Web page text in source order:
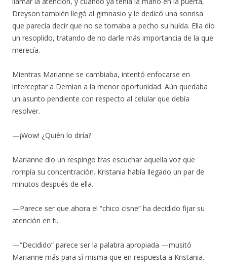
Dreyson también llegó al gimnasio y le dedicó una sonrisa
que parecía decir que no se tomaba a pecho su huída. Ella dio
un resoplido, tratando de no darle más importancia de la que
merecía.
Mientras Marianne se cambiaba, intentó enfocarse en
interceptar a Demian a la menor oportunidad. Aún quedaba
un asunto pendiente con respecto al celular que debía
resolver.
—¡Wow! ¿Quién lo diría?
Marianne dio un respingo tras escuchar aquella voz que
rompía su concentración. Kristania había llegado un par de
minutos después de ella.
—Parece ser que ahora el “chico cisne” ha decidido fijar su
atención en ti.
—“Decidido” parece ser la palabra apropiada —musitó
Marianne más para sí misma que en respuesta a Kristania.